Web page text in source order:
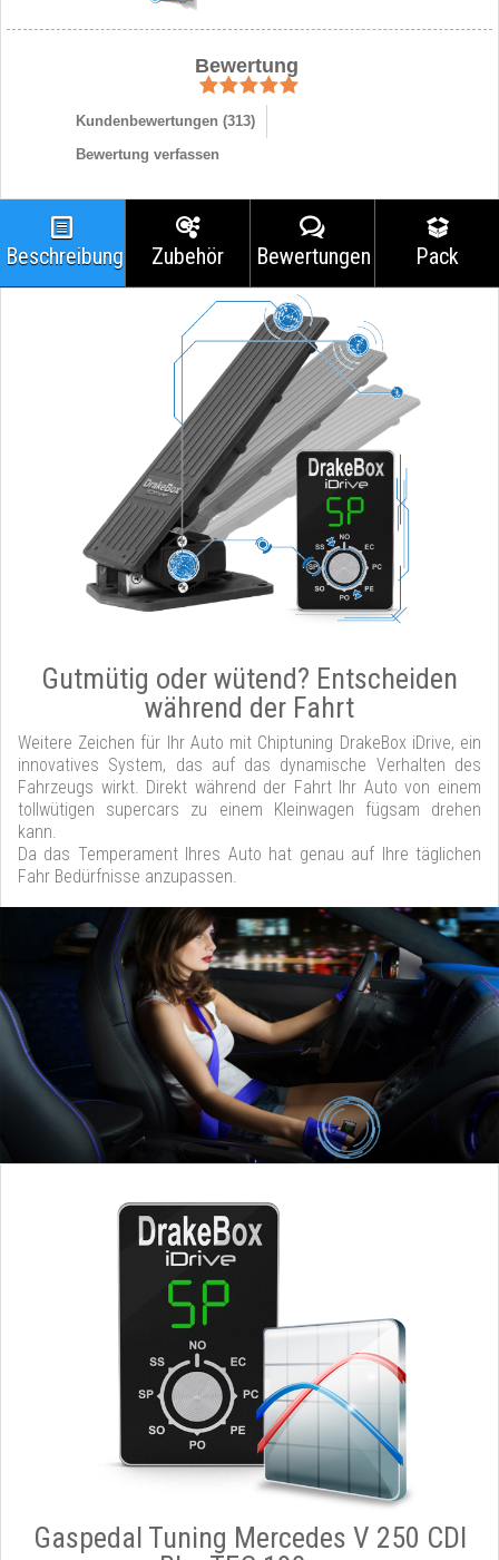
Bewertung
Kundenbewertungen (313)
Bewertung verfassen
Beschreibung Zubehör Bewertungen Pack
Gutmütig oder wütend? Entscheiden
während der Fahrt
Weitere Zeichen für Ihr Auto mit Chiptuning DrakeBox iDrive, ein
innovatives System, das auf das dynamische Verhalten des
Fahrzeugs wirkt. Direkt während der Fahrt Ihr Auto von einem
tollwütigen supercars zu einem Kleinwagen fügsam drehen
kann.
Da das Temperament Ihres Auto hat genau auf Ihre täglichen
Fahr Bedürfnisse anzupassen.
Gaspedal Tuning Mercedes V 250 CDI